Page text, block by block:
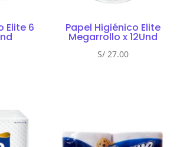
Elite 6 Papel Higiénico Elite
Megarrollo x 12Und
S/ 27.00